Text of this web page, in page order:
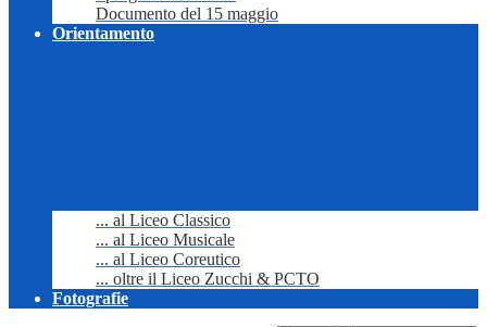
Documento del 15 maggio
Orientamento
... al Liceo Classico
... al Liceo Musicale
... al Liceo Coreutico
... oltre il Liceo Zucchi & PCTO
Fotografie